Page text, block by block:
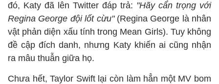
đó, Katy đã lên Twitter đáp trả: "Hãy cẩn trọng với
Regina George đội lốt cừu"(Regina George là nhân
vật phản diện xấu tính trong Mean Girls). Tuy không
đề cập đích danh, nhưng Katy khiến ai cũng nhận
ra mâu thuẫn giữa họ.
Chưa hết, Taylor Swift lại còn làm hẳn một MV bom